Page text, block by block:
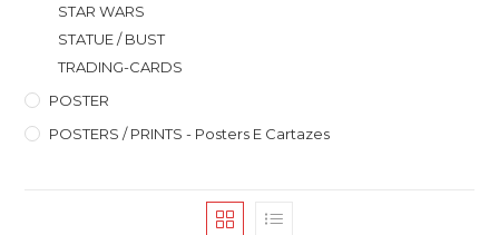
STAR WARS
STATUE / BUST
TRADING-CARDS
POSTER
POSTERS / PRINTS - Posters E Cartazes